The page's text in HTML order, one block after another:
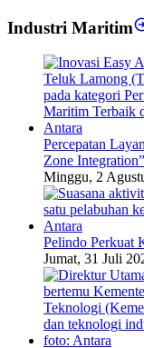
Industri Maritim
Percepatan
Zone Integration”
Minggu, 2
Pelindo Perkuat
Jumat, 31 Juli